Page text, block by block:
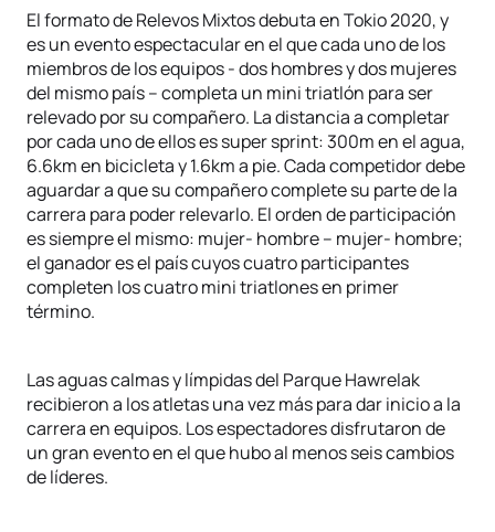
El formato de Relevos Mixtos debuta en Tokio 2020, y
es un evento espectacular en el que cada uno de los
miembros de los equipos - dos hombres y dos mujeres
del mismo país – completa un mini triatlón para ser
relevado por su compañero. La distancia a completar
por cada uno de ellos es super sprint: 300m en el agua,
6.6km en bicicleta y 1.6km a pie. Cada competidor debe
aguardar a que su compañero complete su parte de la
carrera para poder relevarlo. El orden de participación
es siempre el mismo: mujer- hombre – mujer- hombre;
el ganador es el país cuyos cuatro participantes
completen los cuatro mini triatlones en primer
término.
Las aguas calmas y límpidas del Parque Hawrelak
recibieron a los atletas una vez más para dar inicio a la
carrera en equipos. Los espectadores disfrutaron de
un gran evento en el que hubo al menos seis cambios
de líderes.